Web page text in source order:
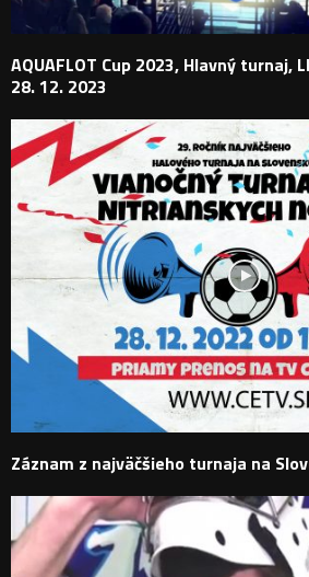
AQUAFLOT Cup 2023, Hlavný turnaj,
28. 12. 2023
Záznam z najväčšieho turnaja na